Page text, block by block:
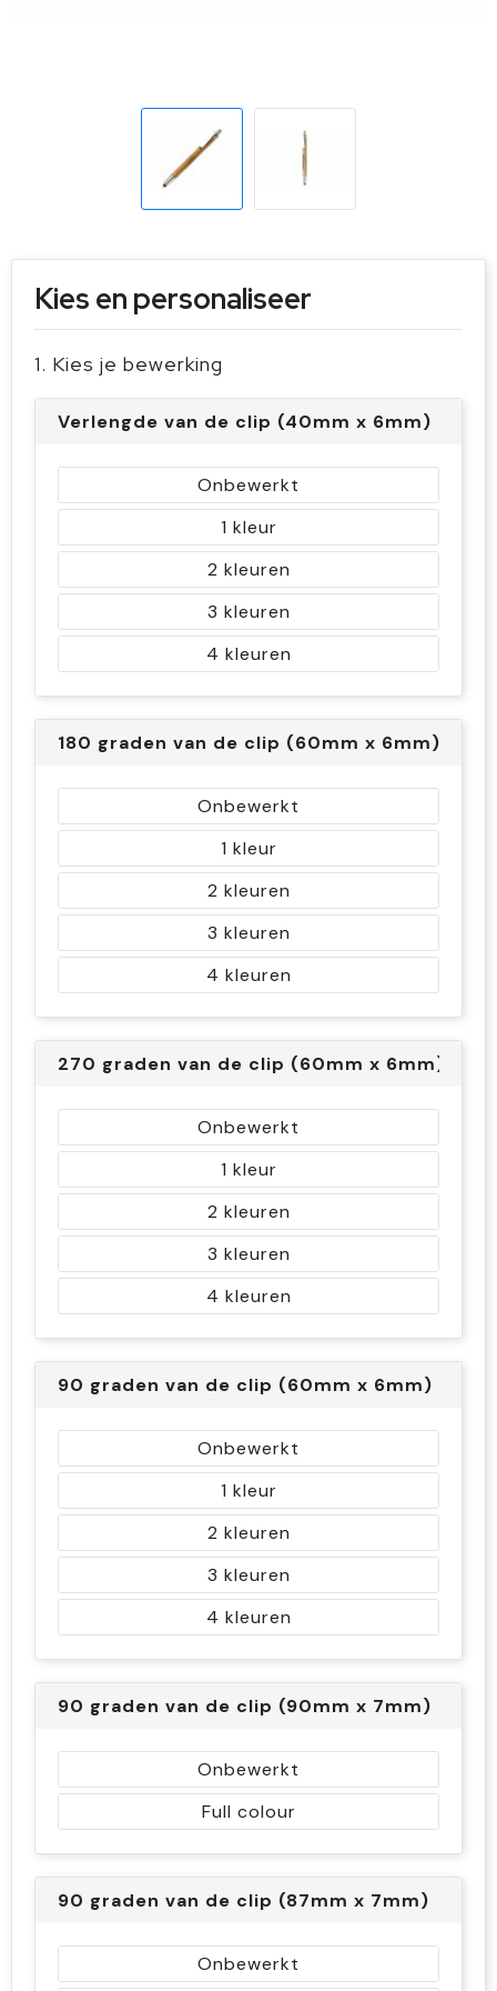
Sleutelhangers en Lanyards
Spellen voor binnen en buiten
Veiligheid, Auto en Fiets
Vrije tijd en Strand
Handschoenen en Sjaals
Kies en personaliseer
1. Kies je bewerking
Verlengde van de clip (40mm x 6mm)
Onbewerkt
1
2
3
4
180 graden van de clip (60mm x 6mm)
Onbewerkt
1
2
3
4
270 graden van de clip (60mm x 6mm)
Onbewerkt
1
2
3
4
90 graden van de clip (60mm x 6mm)
Onbewerkt
1
2
3
4
90 graden van de clip (90mm x 7mm)
Onbewerkt
Full colour
90 graden van de clip (87mm x 7mm)
Onbewerkt